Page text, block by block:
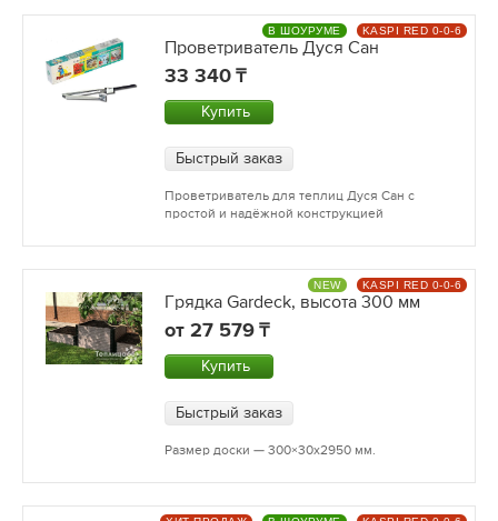
Проветриватель Дуся Сан
33 340
Купить
Быстрый заказ
Проветриватель для теплиц Дуся Сан с
простой и надёжной конструкцией
В ШОУРУМЕ KASPI RED 0-0-6
Грядка Gardeck, высота 300 мм
от 27 579
Купить
Быстрый заказ
Размер доски — 300×30х2950 мм.
NEW KASPI RED 0-0-6